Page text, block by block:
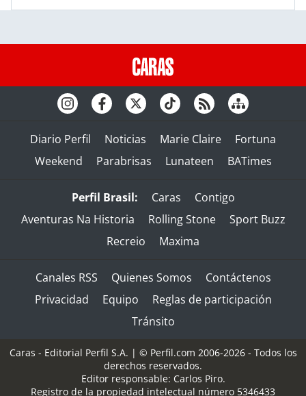
Diario Perfil Noticias Marie Claire
Fortuna
Weekend
Parabrisas Lunateen BATimes
Perfil Brasil: Caras
Contigo
Aventuras Na Historia
Rolling Stone
Sport Buzz
Recreio
Maxima
Canales RSS Quienes Somos
Contáctenos
Privacidad
Equipo
Reglas de participación
Tránsito
Caras - Editorial Perfil S.A. | © Perfil.com 2006-2026 - Todos los
derechos reservados.
Editor responsable: Carlos Piro.
Registro de la propiedad intelectual número 5346433